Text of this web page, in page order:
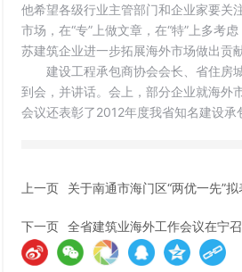
他希望各级行业主管部门和企业家要关
市场，在“专”上做文章，在“特”上多考
苏建筑企业进一步拓展海外市场做出贡献
建设工程承包商协会会长、省住房
到会，并讲话。会上，部分企业就海外
会议还表彰了2012年度我省知名建设承
上一页 关于南通市海门区“两优一先”
下一页 全省建筑业海外工作会议在宁